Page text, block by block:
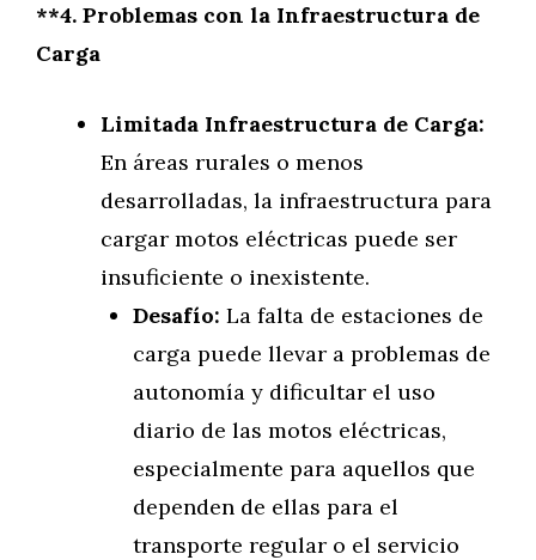
**4. Problemas con la Infraestructura de
Carga
Limitada Infraestructura de Carga:
En áreas rurales o menos
desarrolladas, la infraestructura para
cargar motos eléctricas puede ser
insuficiente o inexistente.
Desafío: La falta de estaciones de
carga puede llevar a problemas de
autonomía y dificultar el uso
diario de las motos eléctricas,
especialmente para aquellos que
dependen de ellas para el
transporte regular o el servicio